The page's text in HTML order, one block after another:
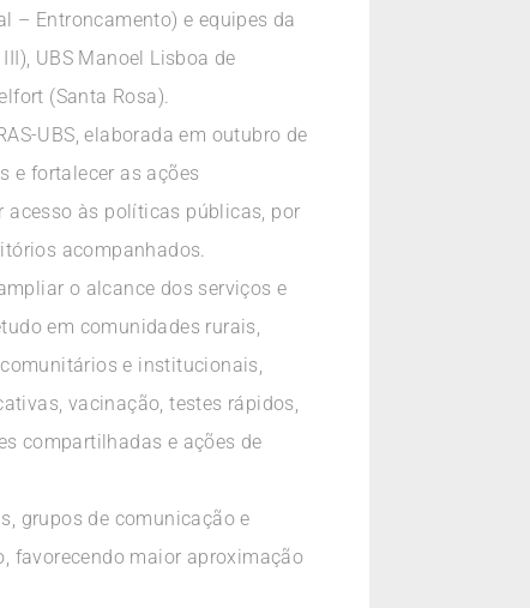
– Entroncamento) e equipes da
UBS Manoel Lisboa de
(Santa Rosa).
UBS, elaborada em outubro de
e fortalecer as ações
acesso às políticas públicas, por
acompanhados.
o alcance dos serviços e
em comunidades rurais,
e institucionais,
vacinação, testes rápidos,
compartilhadas e ações de
grupos de comunicação e
favorecendo maior aproximação